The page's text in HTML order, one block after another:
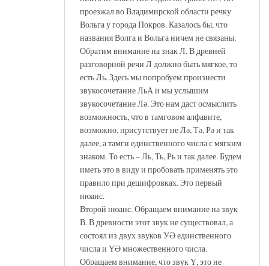
проезжал во Владимирской области речку
Вольга у города Покров. Казалось бы, что
названия Волга и Вольга ничем не связаны.
Обратим внимание на знак Л. В древней
разговорной речи Л должно быть мягкое, то
есть Ль. Здесь мы попробуем произнести
звукосочетание ЛьА и мы услышим
звукосочетание Лә. Это нам даст осмыслить
возможность, что в тамговом алфавите,
возможно, присутствует не Лә, Тә, Рә и так
далее, а тамги единственного числа с мягким
знаком. То есть – Ль, Ть, Рь и так далее. Будем
иметь это в виду и пробовать применять это
правило при дешифровках. Это первый
нюанс.
Второй нюанс. Обращаем внимание на звук
В. В древности этот звук не существовал, а
состоял из двух звуков УӘ единственного
числа и ҮӘ множественного числа.
Обращаем внимание, что звук Ү, это не